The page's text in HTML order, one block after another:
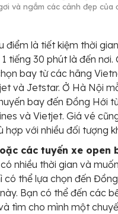
và ngắm các cảnh đẹp của
điểm là tiết kiệm thời
tiếng 30 phút là đến nơi.
bay từ các hãng
và Jetstar. Ở Hà Nội
bay đến Đồng Hới
và Vietjet. Giá vé
hợp với nhiều đối tượng
các tuyến xe open
nhiều thời gian và
có thể lựa chọn đến
Bạn có thể đến các
tìm cho mình một